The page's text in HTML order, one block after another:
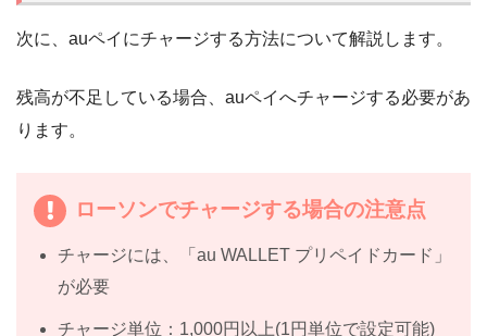
次に、auペイにチャージする方法について解説します。
残高が不足している場合、auペイへチャージする必要があ
ります。
ローソンでチャージする場合の注意点
チャージには、「au WALLET プリペイドカード」
が必要
チャージ単位：1,000円以上(1円単位で設定可能)